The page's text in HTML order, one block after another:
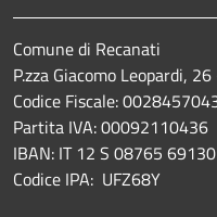
Comune di Recanati
P.zza Giacomo Leopardi,
Codice Fiscale:
Partita IVA: 00092110436
IBAN: IT 12 S 08765
Codice IPA: UFZ68Y